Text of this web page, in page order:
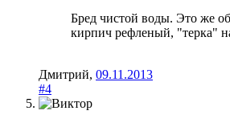
Бред чистой воды. Это же
кирпич рефленый, "терка"
Дмитрий, 09.11.2013
#4